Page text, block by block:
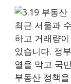
최근 서울과
하고 거래량
있습니다. 정
열을 막고 국
부동산 정책